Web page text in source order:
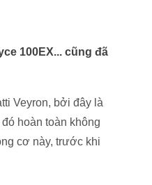
100EX... cũng đã
Veyron, bởi đây là
hoàn toàn không
cơ này, trước khi